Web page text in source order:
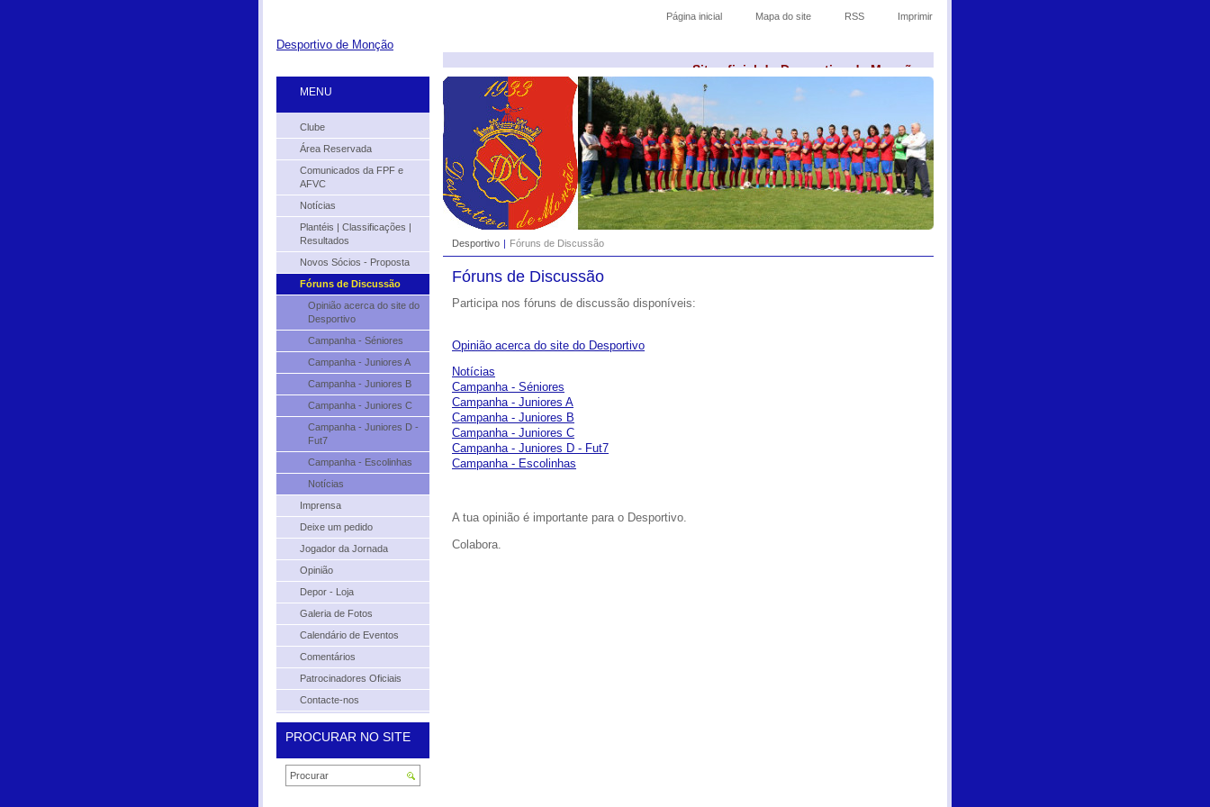
Desportivo de Monção
Site oficial do Desportivo de Monção
Desportivo | Fóruns de Discussão
Fóruns de Discussão
Participa nos fóruns de discussão disponíveis:
Opinião acerca do site do Desportivo
Notícias
Campanha - Séniores
Campanha - Juniores A
Campanha - Juniores B
Campanha - Juniores C
Campanha - Juniores D - Fut7
Campanha - Escolinhas
A tua opinião é importante para o Desportivo.
Colabora.
MENU
Clube
Área Reservada
Comunicados da FPF e
AFVC
Notícias
Plantéis | Classificações |
Resultados
Novos Sócios - Proposta
Fóruns de Discussão
Opinião acerca do site do
Desportivo
Campanha - Séniores
Campanha - Juniores A
Campanha - Juniores B
Campanha - Juniores C
Campanha - Juniores D -
Fut7
Campanha - Escolinhas
Notícias
Imprensa
Deixe um pedido
Jogador da Jornada
Opinião
Depor - Loja
Galeria de Fotos
Calendário de Eventos
Comentários
Patrocinadores Oficiais
Contacte-nos
PROCURAR NO SITE
Página inicial Mapa do site RSS Imprimir